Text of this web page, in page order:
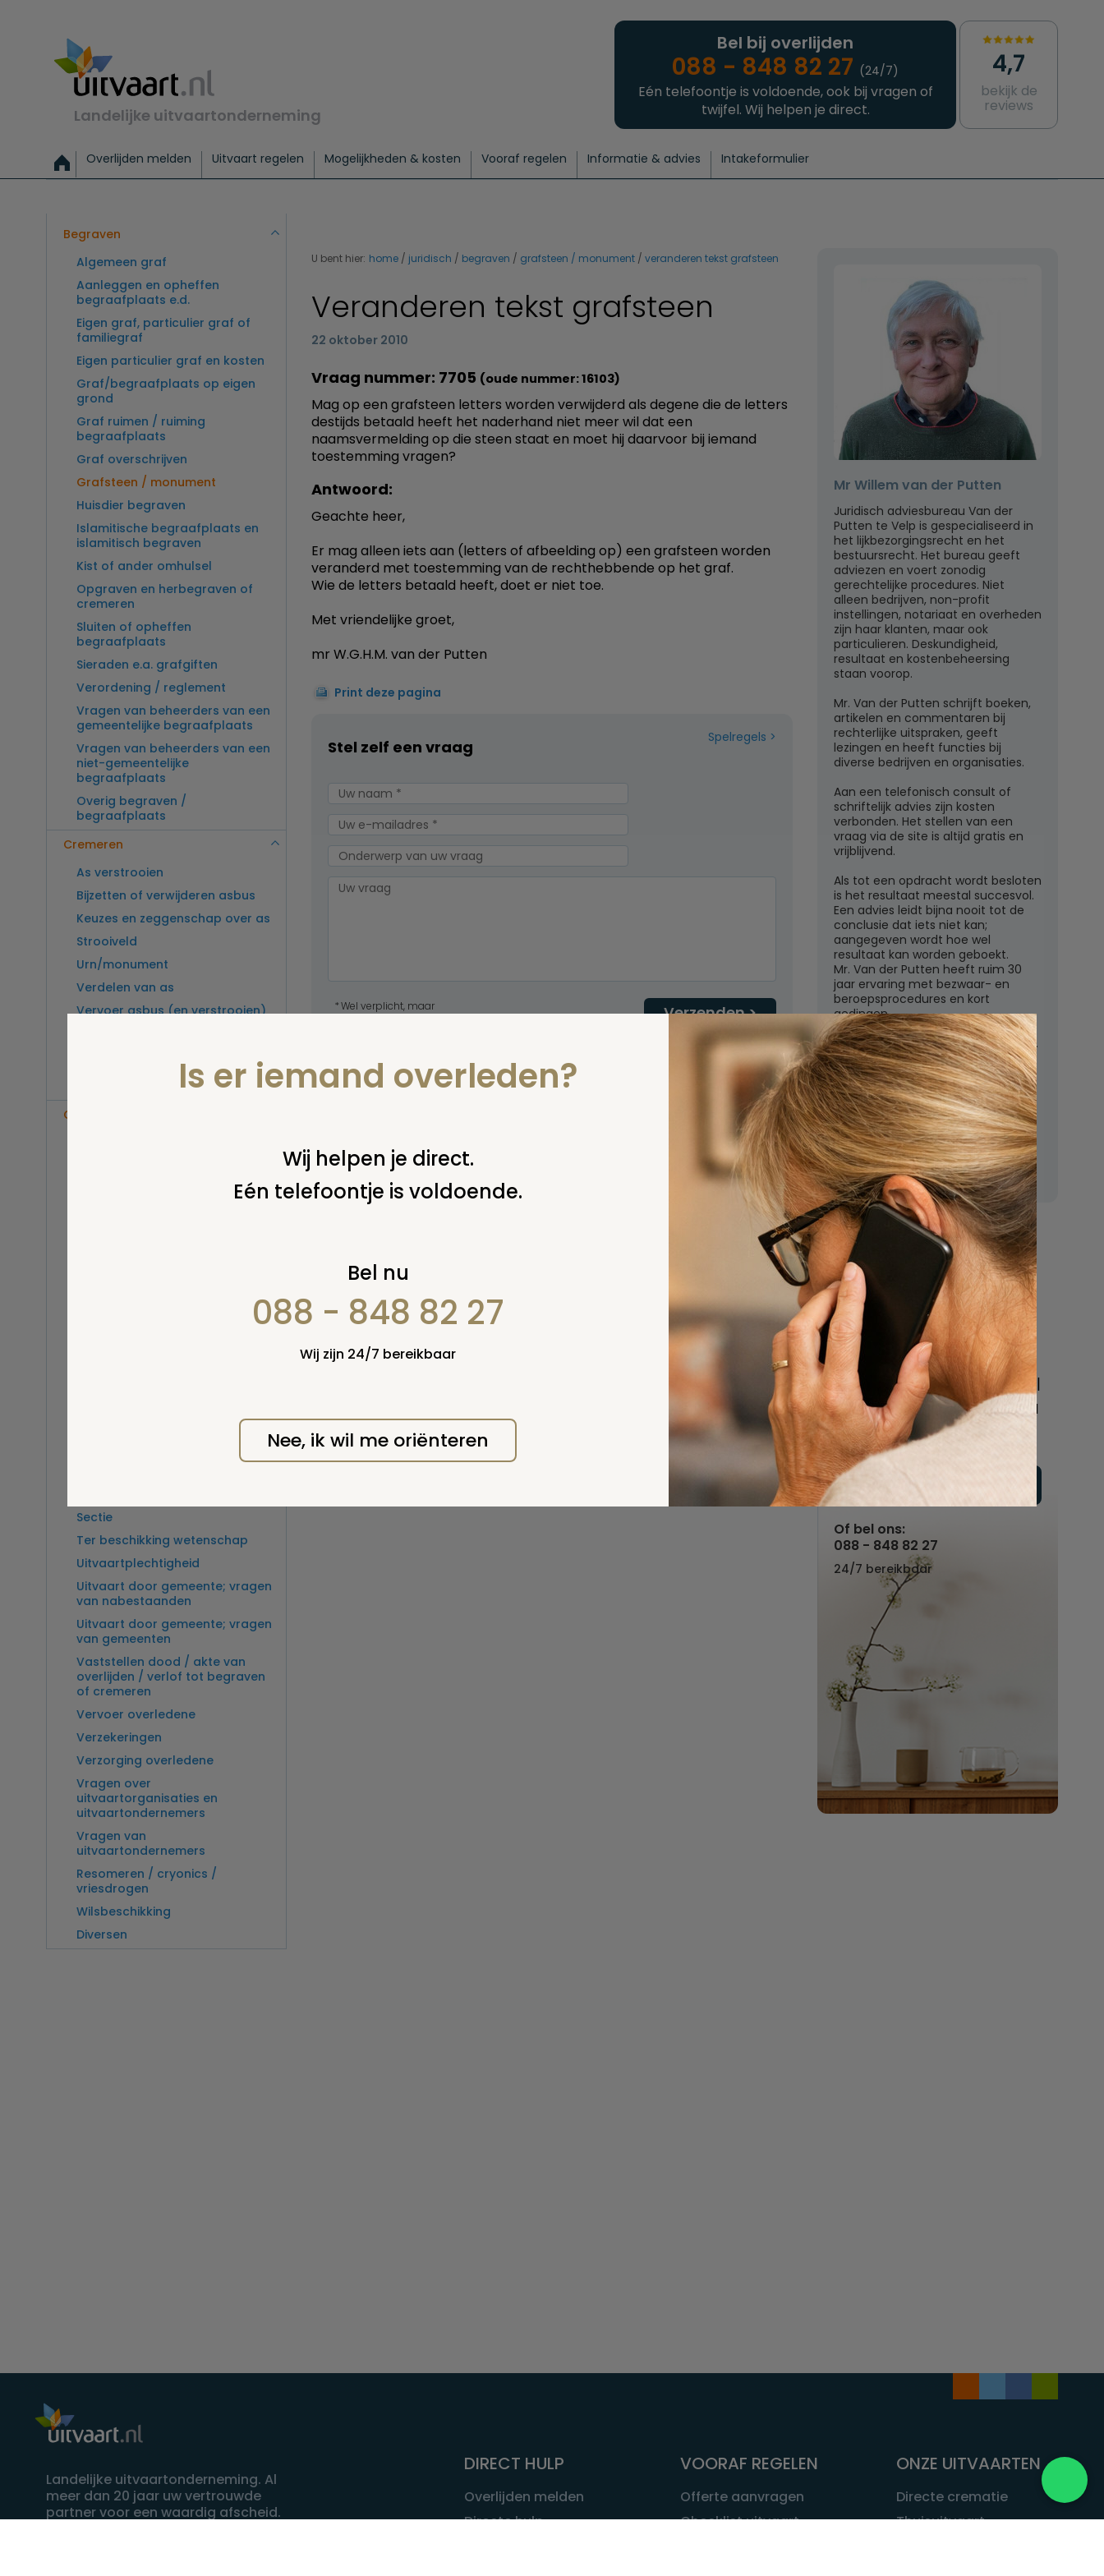
Landelijke uitvaartonderneming
Bel bij overlijden
088 - 848 82 27 (24/7)
Eén telefoontje is voldoende, ook bij vragen of
twijfel. Wij helpen je direct.
4,7
bekijk de
reviews
Overlijden melden Uitvaart regelen Mogelijkheden & kosten
Exclusieve uitvaart Begrafenis Basis
Vooraf regelen Informatie & advies Intakeformulier
Begraven
Algemeen graf
Aanleggen en opheffen
begraafplaats e.d.
Eigen graf, particulier graf of
familiegraf
Eigen particulier graf en kosten
Graf/begraafplaats op eigen
grond
Graf ruimen / ruiming
begraafplaats
Graf overschrijven
Grafsteen / monument
Huisdier begraven
Islamitische begraafplaats en
islamitisch begraven
Kist of ander omhulsel
Opgraven en herbegraven of
cremeren
Sluiten of opheffen
begraafplaats
Sieraden e.a. grafgiften
Verordening / reglement
Vragen van beheerders van een
gemeentelijke begraafplaats
Vragen van beheerders van een
niet-gemeentelijke
begraafplaats
Overig begraven /
begraafplaats
Cremeren
As verstrooien
Bijzetten of verwijderen asbus
Keuzes en zeggenschap over as
Strooiveld
Urn/monument
Verdelen van as
Vervoer asbus (en verstrooien)
Overige
Sectie
Ter beschikking wetenschap
Uitvaartplechtigheid
Uitvaart door gemeente; vragen
van nabestaanden
Uitvaart door gemeente; vragen
van gemeenten
Vaststellen dood / akte van
overlijden / verlof tot begraven
of cremeren
Vervoer overledene
Verzekeringen
Verzorging overledene
Vragen over
uitvaartorganisaties en
uitvaartondernemers
Vragen van
uitvaartondernemers
Resomeren / cryonics /
vriesdrogen
Wilsbeschikking
Diversen
U bent hier: home juridisch begraven grafsteen / monument veranderen tekst grafsteen
Veranderen tekst grafsteen
22 oktober 2010
Vraag nummer: 7705 (oude nummer: 16103)
Mag op een grafsteen letters worden verwijderd als degene die de letters
destijds betaald heeft het naderhand niet meer wil dat een
naamsvermelding op die steen staat en moet hij daarvoor bij iemand
toestemming vragen?
Antwoord:
Geachte heer,
Er mag alleen iets aan (letters of afbeelding op) een grafsteen worden
veranderd met toestemming van de rechthebbende op het graf.
Wie de letters betaald heeft, doet er niet toe.
Met vriendelijke groet,
mr W.G.H.M. van der Putten
Print deze pagina
Spelregels
Stel zelf een vraag
Verzenden
Wel verplicht, maar
Mr Willem van der Putten
Juridisch adviesbureau Van der
Putten te Velp is gespecialiseerd in
het lijkbezorgingsrecht en het
bestuursrecht. Het bureau geeft
adviezen en voert zonodig
gerechtelijke procedures. Niet
alleen bedrijven, non-profit
instellingen, notariaat en overheden
zijn haar klanten, maar ook
particulieren. Deskundigheid,
resultaat en kostenbeheersing
staan voorop.
Mr. Van der Putten schrijft boeken,
artikelen en commentaren bij
rechterlijke uitspraken, geeft
lezingen en heeft functies bij
diverse bedrijven en organisaties.
Aan een telefonisch consult of
schriftelijk advies zijn kosten
verbonden. Het stellen van een
vraag via de site is altijd gratis en
vrijblijvend.
Als tot een opdracht wordt besloten
is het resultaat meestal succesvol.
Een advies leidt bijna nooit tot de
conclusie dat iets niet kan;
aangegeven wordt hoe wel
resultaat kan worden geboekt.
Mr. Van der Putten heeft ruim 30
jaar ervaring met bezwaar- en
beroepsprocedures en kort
gedingen.
Juridisch adviesbureau mr. W.G.H.M.
van der Putten c.s.
Zutphensestraatweg 7
6881 WN Velp (Gld)
E-mail:
mr.vanderputten@gmail.com
Nu
een uitvaart
regelen
Beschrijf uw wensen
online of bel ons geheel
vrijblijvend voor hulp na
een overlijden.
Vul hier uw wensen in
Of bel ons:
088 - 848 82 27
24/7 bereikbaar
Landelijke uitvaartonderneming. Al
meer dan 20 jaar uw vertrouwde
partner voor een waardig afscheid.
DIRECT HULP
Overlijden melden
Directe hulp
VOORAF REGELEN
Offerte aanvragen
Checklist uitvaart
ONZE UITVAARTEN
Directe crematie
Thuisuitvaart
Is er iemand overleden?
Wij helpen je direct.
Eén telefoontje is voldoende.
Bel nu
088 - 848 82 27
Wij zijn 24/7 bereikbaar
Nee, ik wil me oriënteren